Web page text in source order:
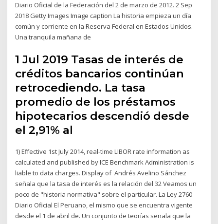
Diario Oficial de la Federación del 2 de marzo de 2012. 2 Sep
2018 Getty Images Image caption La historia empieza un día
común y corriente en la Reserva Federal en Estados Unidos.
Una tranquila mañana de
1 Jul 2019 Tasas de interés de
créditos bancarios continúan
retrocediendo. La tasa
promedio de los préstamos
hipotecarios descendió desde
el 2,91% al
1) Effective 1st July 2014, real-time LIBOR rate information as
calculated and published by ICE Benchmark Administration is
liable to data charges. Display of Andrés Avelino Sánchez
señala que la tasa de interés es la relación del 32 Veamos un
poco de "historia normativa" sobre el particular. La Ley 2760
Diario Oficial El Peruano, el mismo que se encuentra vigente
desde el 1 de abril de. Un conjunto de teorías señala que la